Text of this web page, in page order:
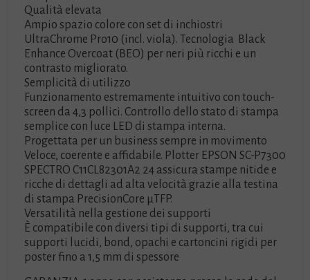
Qualità elevata
Ampio spazio colore con set di inchiostri
UltraChrome Pro10 (incl. viola). Tecnologia Black
Enhance Overcoat (BEO) per neri più ricchi e un
contrasto migliorato.
Semplicità di utilizzo
Funzionamento estremamente intuitivo con touch-
screen da 4,3 pollici. Controllo dello stato di stampa
semplice con luce LED di stampa interna.
Progettata per un business sempre in movimento
Veloce, coerente e affidabile. Plotter EPSON SC-P7300
SPECTRO C11CL82301A2 24 assicura stampe nitide e
ricche di dettagli ad alta velocità grazie alla testina
di stampa PrecisionCore µTFP.
Versatilità nella gestione dei supporti
È compatibile con diversi tipi di supporti, tra cui
supporti lucidi, bond, opachi e cartoncini rigidi per
poster fino a 1,5 mm di spessore